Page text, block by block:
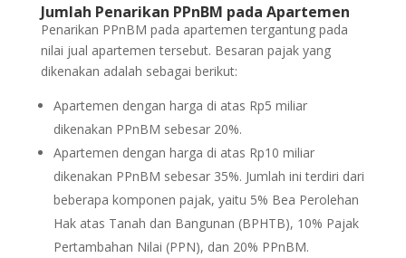
Jumlah Penarikan PPnBM pada Apartemen
Penarikan PPnBM pada apartemen tergantung pada
nilai jual apartemen tersebut. Besaran pajak yang
dikenakan adalah sebagai berikut:
Apartemen dengan harga di atas Rp5 miliar
dikenakan PPnBM sebesar 20%.
Apartemen dengan harga di atas Rp10 miliar
dikenakan PPnBM sebesar 35%. Jumlah ini terdiri dari
beberapa komponen pajak, yaitu 5% Bea Perolehan
Hak atas Tanah dan Bangunan (BPHTB), 10% Pajak
Pertambahan Nilai (PPN), dan 20% PPnBM.